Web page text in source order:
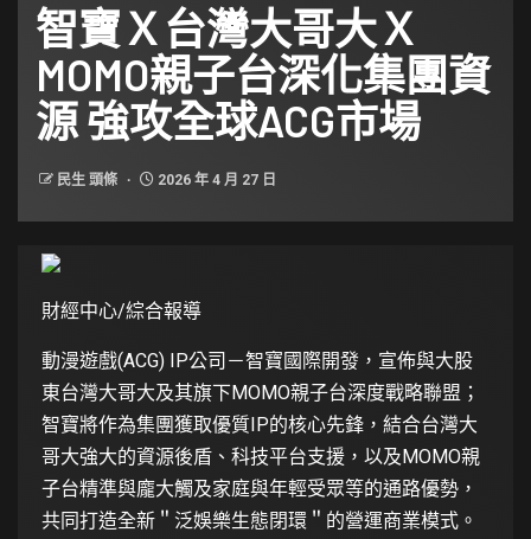
智寶Ｘ台灣大哥大Ｘ
MOMO親子台深化集團資
源 強攻全球ACG市場
民生 頭條 2026 年 4 月 27 日
財經中心/綜合報導
動漫遊戲(ACG) IP公司－智寶國際開發，宣佈與大股
東台灣大哥大及其旗下MOMO親子台深度戰略聯盟；
智寶將作為集團獲取優質IP的核心先鋒，結合台灣大
哥大強大的資源後盾、科技平台支援，以及MOMO親
子台精準與龐大觸及家庭與年輕受眾等的通路優勢，
共同打造全新＂泛娛樂生態閉環＂的營運商業模式。